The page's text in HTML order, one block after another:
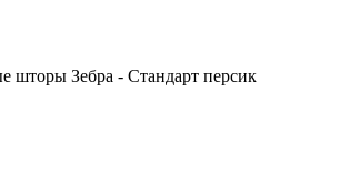
шторы Зебра - Стандарт персик